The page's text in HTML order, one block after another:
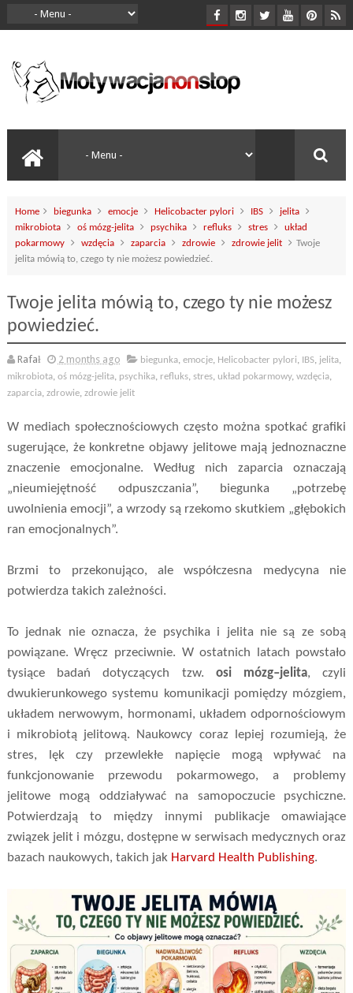
Home biegunka emocje Helicobacter pylori IBS
jelita
mikrobiota
oś mózg-jelita psychika refluks stres
układ
pokarmowy
wzdęcia zaparcia zdrowie zdrowie jelit
Twoje
jelita mówią to, czego ty nie możesz powiedzieć.
Twoje jelita mówią to, czego ty nie możesz
powiedzieć.
Rafał 2 months ago biegunka, emocje, Helicobacter pylori, IBS, jelita,
mikrobiota, oś mózg-jelita, psychika, refluks, stres, układ pokarmowy, wzdęcia,
zaparcia, zdrowie, zdrowie jelit
W mediach społecznościowych często można spotkać grafiki
sugerujące, że konkretne objawy jelitowe mają jednoznaczne
znaczenie emocjonalne. Według nich zaparcia oznaczają
„nieumiejętność odpuszczania”, biegunka „potrzebę
uwolnienia emocji”, a wrzody są rzekomo skutkiem „głębokich
ran emocjonalnych”.
Brzmi to przekonująco, ale współczesna medycyna nie
potwierdza takich zależności.
To jednak nie oznacza, że psychika i jelita nie są ze sobą
powiązane. Wręcz przeciwnie. W ostatnich latach powstało
tysiące badań dotyczących tzw. osi mózg–jelita, czyli
dwukierunkowego systemu komunikacji pomiędzy mózgiem,
układem nerwowym, hormonami, układem odpornościowym
i mikrobiotą jelitową. Naukowcy coraz lepiej rozumieją, że
stres, lęk czy przewlekłe napięcie mogą wpływać na
funkcjonowanie przewodu pokarmowego, a problemy
jelitowe mogą oddziaływać na samopoczucie psychiczne.
Potwierdzają to między innymi publikacje omawiające
związek jelit i mózgu, dostępne w serwisach medycznych oraz
bazach naukowych, takich jak Harvard Health Publishing.